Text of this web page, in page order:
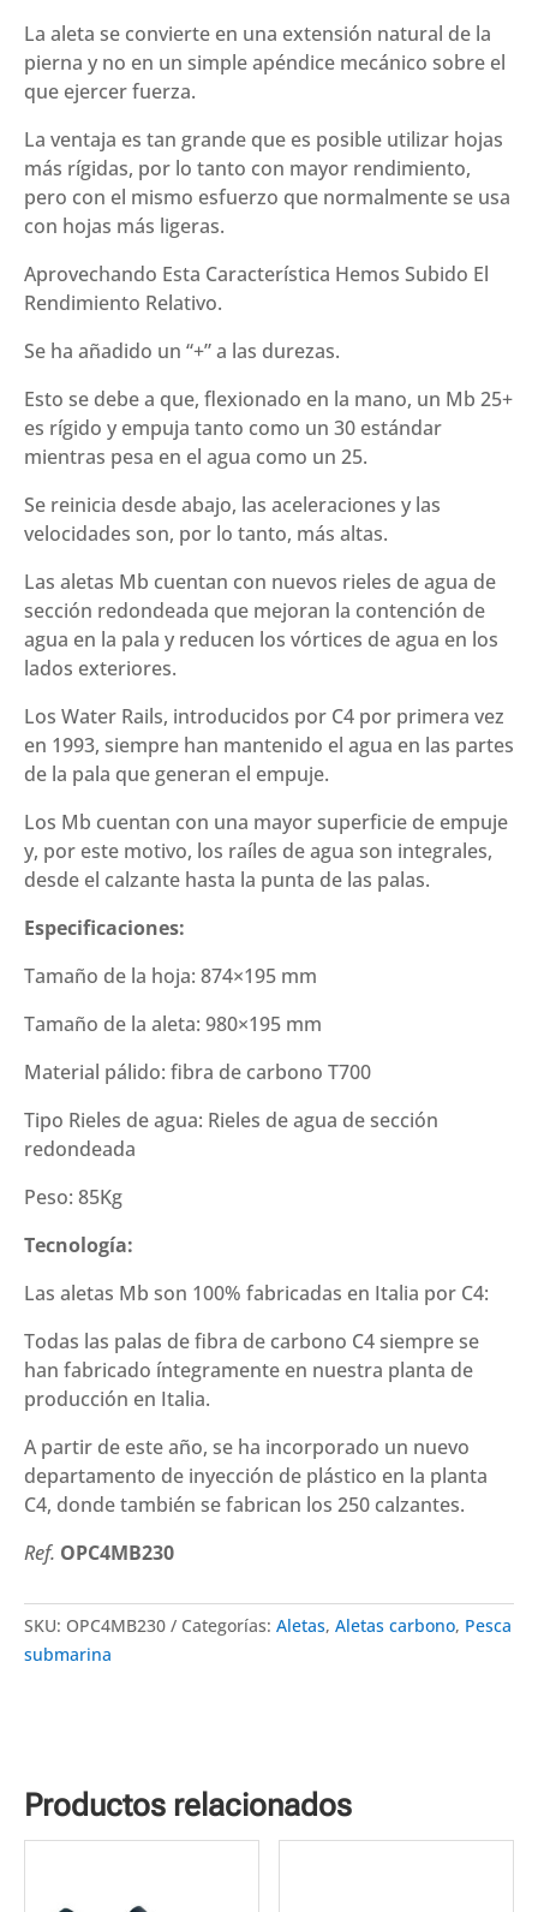
La aleta se convierte en una extensión natural de la
pierna y no en un simple apéndice mecánico sobre el
que ejercer fuerza.
La ventaja es tan grande que es posible utilizar hojas
más rígidas, por lo tanto con mayor rendimiento,
pero con el mismo esfuerzo que normalmente se usa
con hojas más ligeras.
Aprovechando Esta Característica Hemos Subido El
Rendimiento Relativo.
Se ha añadido un “+” a las durezas.
Esto se debe a que, flexionado en la mano, un Mb 25+
es rígido y empuja tanto como un 30 estándar
mientras pesa en el agua como un 25.
Se reinicia desde abajo, las aceleraciones y las
velocidades son, por lo tanto, más altas.
Las aletas Mb cuentan con nuevos rieles de agua de
sección redondeada que mejoran la contención de
agua en la pala y reducen los vórtices de agua en los
lados exteriores.
Los Water Rails, introducidos por C4 por primera vez
en 1993, siempre han mantenido el agua en las partes
de la pala que generan el empuje.
Los Mb cuentan con una mayor superficie de empuje
y, por este motivo, los raíles de agua son integrales,
desde el calzante hasta la punta de las palas.
Especificaciones:
Tamaño de la hoja: 874×195 mm
Tamaño de la aleta: 980×195 mm
Material pálido: fibra de carbono T700
Tipo Rieles de agua: Rieles de agua de sección
redondeada
Peso: 85Kg
Tecnología:
Las aletas Mb son 100% fabricadas en Italia por C4:
Todas las palas de fibra de carbono C4 siempre se
han fabricado íntegramente en nuestra planta de
producción en Italia.
A partir de este año, se ha incorporado un nuevo
departamento de inyección de plástico en la planta
C4, donde también se fabrican los 250 calzantes.
Ref. OPC4MB230
SKU: OPC4MB230 Categorías: Aletas, Aletas carbono, Pesca
submarina
Productos relacionados